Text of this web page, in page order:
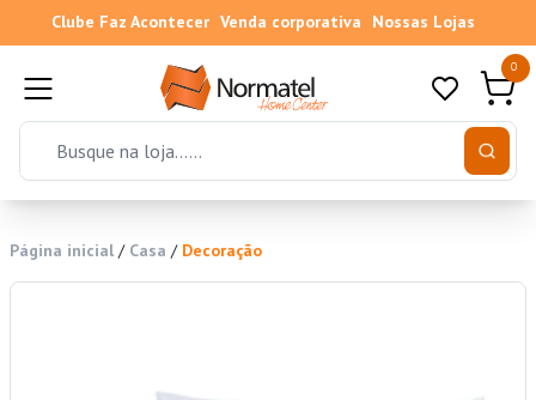
Clube Faz Acontecer Venda corporativa Nossas Lojas
0
Página inicial / Casa / Decoração